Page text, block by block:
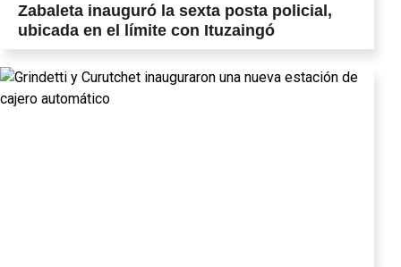
Zabaleta inauguró la sexta posta policial,
ubicada en el límite con Ituzaingó